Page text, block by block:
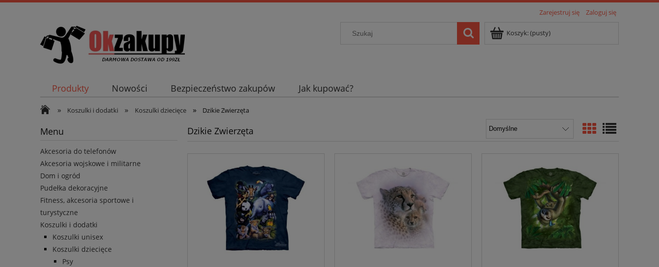
Zarejestruj się Zaloguj się
Koszyk:(pusty)
Produkty Nowości Bezpieczeństwo zakupów Jak kupować?
» Koszulki i dodatki » Koszulki dziecięce » Dzikie Zwierzęta
Menu
Akcesoria do telefonów
Akcesoria wojskowe i militarne
Dom i ogród
Pudełka dekoracyjne
Fitness, akcesoria sportowe i
turystyczne
Koszulki i dodatki
Koszulki unisex
Koszulki dziecięce
Psy
Dzikie Zwierzęta